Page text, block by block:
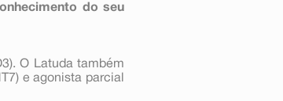
do seu
O Latuda também
e agonista parcial